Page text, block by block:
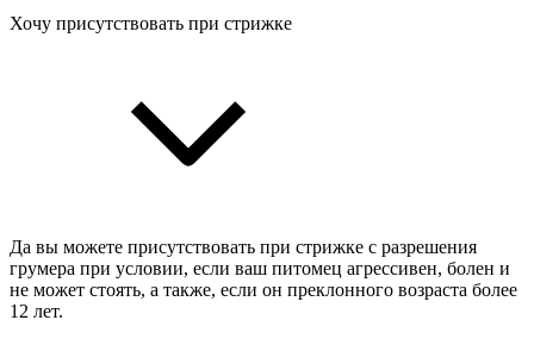
Хочу присутствовать при стрижке
Да вы можете присутствовать при стрижке с разрешения
грумера при условии, если ваш питомец агрессивен, болен и
не может стоять, а также, если он преклонного возраста более
12 лет.